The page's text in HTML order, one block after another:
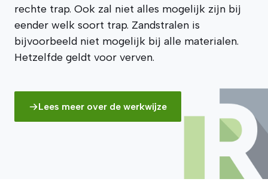
rechte trap. Ook zal niet alles mogelijk zijn bij
eender welk soort trap. Zandstralen is
bijvoorbeeld niet mogelijk bij alle materialen.
Hetzelfde geldt voor verven.
Lees meer over de werkwijze